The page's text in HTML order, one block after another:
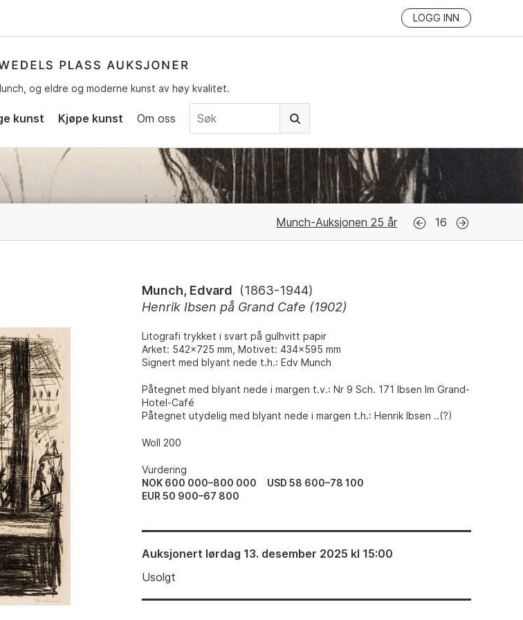
LOGG INN
og eldre og moderne kunst av høy kvalitet.
kunst Kjøpe kunst Om oss
Munch-Auksjonen 25 år 16
Munch, Edvard (1863-1944)
Henrik Ibsen på Grand Cafe (1902)
Litografi trykket i svart på gulhvitt papir
Arket: 542x725 mm, Motivet: 434x595 mm
Signert med blyant nede t.h.: Edv Munch
Påtegnet med blyant nede i margen t.v.: Nr 9 Sch. 171 Ibsen Im Grand-
Hotel-Café
Påtegnet utydelig med blyant nede i margen t.h.: Henrik Ibsen ..(?)
Woll 200
Vurdering
NOK 600 000–800 000
USD 58 600–78 100
EUR 50 900–67 800
Auksjonert lørdag 13. desember 2025 kl 15:00
Usolgt